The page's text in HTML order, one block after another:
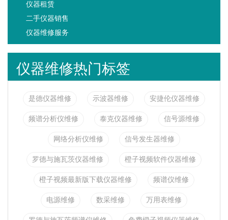
仪器租赁
二手仪器销售
仪器维修服务
仪器维修热门标签
是德仪器维修 示波器维修 安捷伦仪器维修
频谱分析仪维修 泰克仪器维修 信号源维修
网络分析仪维修 信号发生器维修
罗德与施瓦茨仪器维修 橙子视频软件仪器维修
橙子视频最新版下载仪器维修 频谱仪维修
电源维修 数采维修 万用表维修